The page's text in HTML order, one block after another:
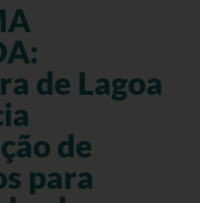
de Lagoa
de
para